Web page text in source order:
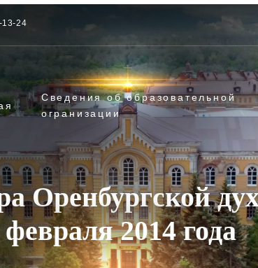
13-24
Сведения об образовательной
огранизации
Оренбургской
февраля 2014 года